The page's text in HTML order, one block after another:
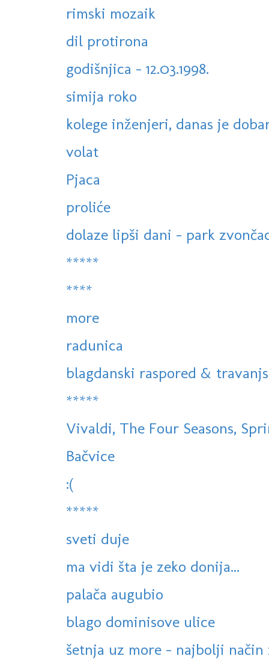
rimski mozaik
dil protirona
godišnjica - 12.03.1998.
simija roko
kolege inženjeri, danas je
volat
Pjaca
proliće
dolaze lipši dani - park
*****
****
more
radunica
blagdanski raspored &
*****
Vivaldi, The Four Seasons,
Bačvice
:(
*****
sveti duje
ma vidi šta je zeko donija...
palača augubio
blago dominisove ulice
šetnja uz more - najbolji način